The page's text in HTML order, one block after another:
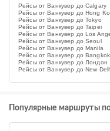
Рейсы от Ванкувер до Calgary
Рейсы от Ванкувер до Hong
Рейсы от Ванкувер до Tokyo
Рейсы от Ванкувер до Taipei
Рейсы от Ванкувер до Los
Рейсы от Ванкувер до Seoul
Рейсы от Ванкувер до Manila
Рейсы от Ванкувер до Bangkok
Рейсы от Ванкувер до Лондон
Рейсы от Ванкувер до New
Популярные маршруты